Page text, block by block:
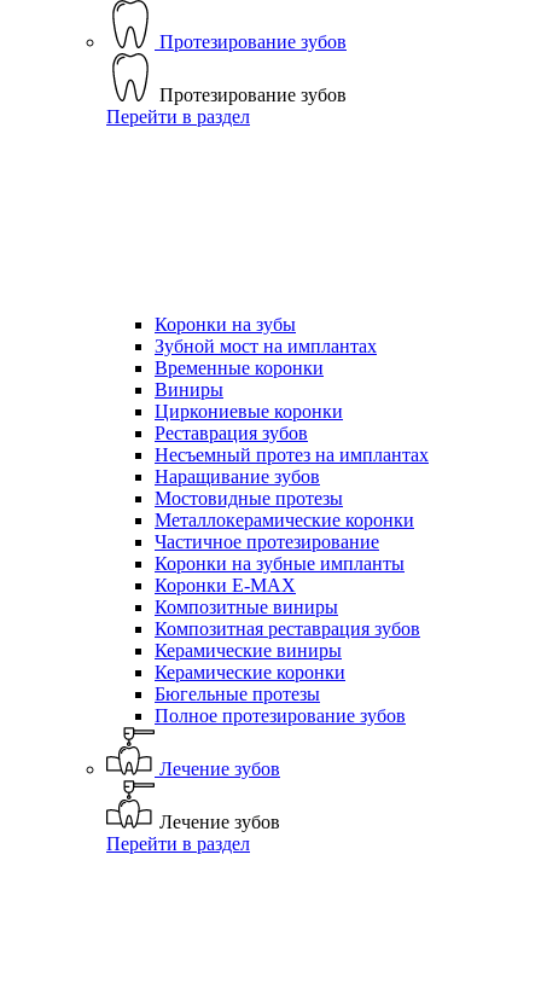
Протезирование зубов
Протезирование зубов
Перейти в раздел
Коронки на зубы
Зубной мост на имплантах
Временные коронки
Виниры
Циркониевые коронки
Реставрация зубов
Несъемный протез на имплантах
Наращивание зубов
Мостовидные протезы
Металлокерамические коронки
Частичное протезирование
Коронки на зубные импланты
Коронки E-MAX
Композитные виниры
Композитная реставрация зубов
Керамические виниры
Керамические коронки
Бюгельные протезы
Полное протезирование зубов
Лечение зубов
Лечение зубов
Перейти в раздел